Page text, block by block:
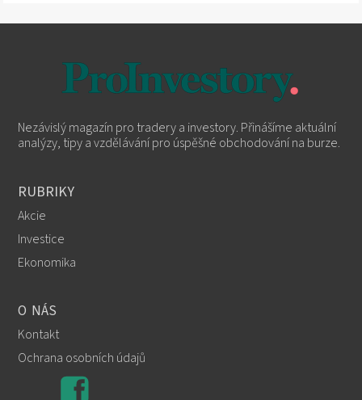
Nezávislý magazín pro tradery a investory. Přinášíme aktuální
analýzy, tipy a vzdělávání pro úspěšné obchodování na burze.
RUBRIKY
Akcie
Investice
Ekonomika
O NÁS
Kontakt
Ochrana osobních údajů